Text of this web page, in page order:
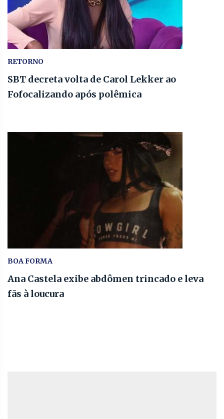
RETORNO
SBT decreta volta de Carol Lekker ao
Fofocalizando após polêmica
BOA FORMA
Ana Castela exibe abdômen trincado e leva
fãs à loucura